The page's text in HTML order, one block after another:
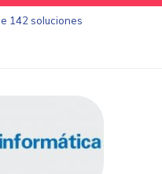
142 soluciones